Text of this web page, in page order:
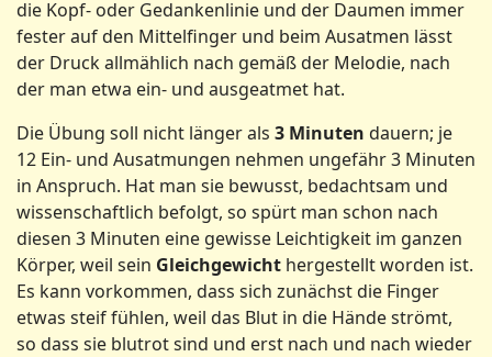
die Kopf- oder Gedankenlinie und der Daumen immer
fester auf den Mittelfinger und beim Ausatmen lässt
der Druck allmählich nach gemäß der Melodie, nach
der man etwa ein- und ausgeatmet hat.
Die Übung soll nicht länger als 3 Minuten dauern; je
12 Ein- und Ausatmungen nehmen ungefähr 3 Minuten
in Anspruch. Hat man sie bewusst, bedachtsam und
wissenschaftlich befolgt, so spürt man schon nach
diesen 3 Minuten eine gewisse Leichtigkeit im ganzen
Körper, weil sein Gleichgewicht hergestellt worden ist.
Es kann vorkommen, dass sich zunächst die Finger
etwas steif fühlen, weil das Blut in die Hände strömt,
so dass sie blutrot sind und erst nach und nach wieder